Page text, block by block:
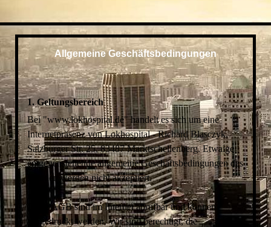
Allgemeine Geschäftsbedingungen
1. Geltungsbereich
Bei "www.lokhospital.de" handelt es sich um eine
Internetpräsenz von Lokhospital - Richard Blasczyk,
Salzburger Str. 25, 83487 Marktschellenberg. Etwaige
entgegenstehende allgemeine Geschäftsbedingungen des
Kunden werden nicht akzeptiert.
Diese AGB sind im Internet abrufbar und können
ausgedruckt werden. Wir sind berechtigt, die